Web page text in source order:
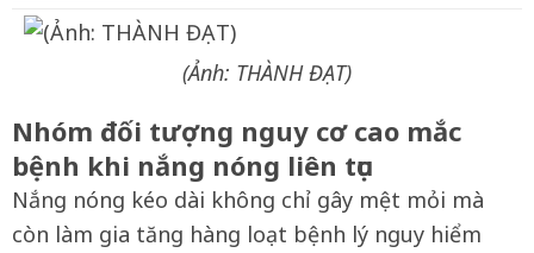
(Ảnh: THÀNH ĐẠT)
Nhóm đối tượng nguy cơ cao mắc
bệnh khi nắng nóng liên tục
Nắng nóng kéo dài không chỉ gây mệt mỏi mà
còn làm gia tăng hàng loạt bệnh lý nguy hiểm